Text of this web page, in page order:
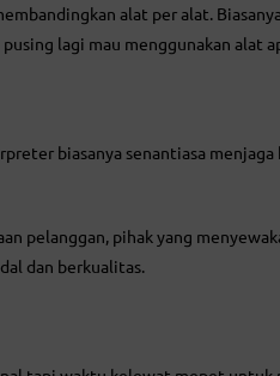
alat per alat.
lagi mau menggunakan alat
biasanya senantiasa
pelanggan, pihak yang
dan berkualitas.